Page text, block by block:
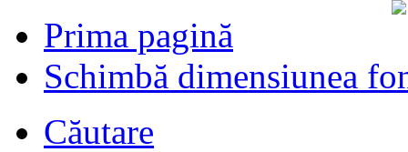
Prima pagină
Schimbă dimensiunea
Căutare